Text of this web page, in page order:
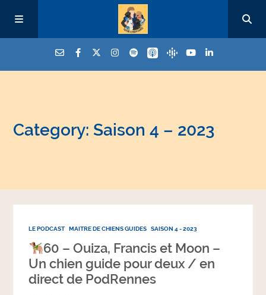
Category: Saison 4 – 2023
LE PODCAST MAITRE DE CHIENS GUIDES SAISON 4 - 2023
60 – Ouiza, Francis et Moon –
Un chien guide pour deux / en
direct de PodRennes